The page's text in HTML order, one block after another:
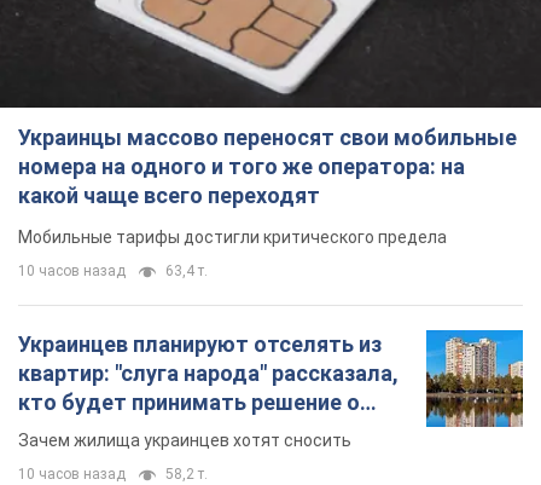
Украинцы массово переносят свои мобильные
номера на одного и того же оператора: на
какой чаще всего переходят
Мобильные тарифы достигли критического предела
10 часов назад 63,4 т.
Украинцев планируют отселять из
квартир: "слуга народа" рассказала,
кто будет принимать решение о
сносе домов
Зачем жилища украинцев хотят сносить
10 часов назад 58,2 т.